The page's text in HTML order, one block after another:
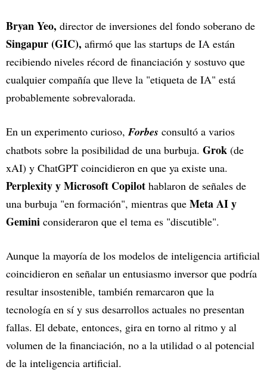
Bryan Yeo, director de inversiones del fondo soberano de
Singapur (GIC), afirmó que las startups de IA están
recibiendo niveles récord de financiación y sostuvo que
cualquier compañía que lleve la "etiqueta de IA" está
probablemente sobrevalorada.
En un experimento curioso, Forbes consultó a varios
chatbots sobre la posibilidad de una burbuja. Grok (de
xAI) y ChatGPT coincidieron en que ya existe una.
Perplexity y Microsoft Copilot hablaron de señales de
una burbuja "en formación", mientras que Meta AI y
Gemini consideraron que el tema es "discutible".
Aunque la mayoría de los modelos de inteligencia artificial
coincidieron en señalar un entusiasmo inversor que podría
resultar insostenible, también remarcaron que la
tecnología en sí y sus desarrollos actuales no presentan
fallas. El debate, entonces, gira en torno al ritmo y al
volumen de la financiación, no a la utilidad o al potencial
de la inteligencia artificial.